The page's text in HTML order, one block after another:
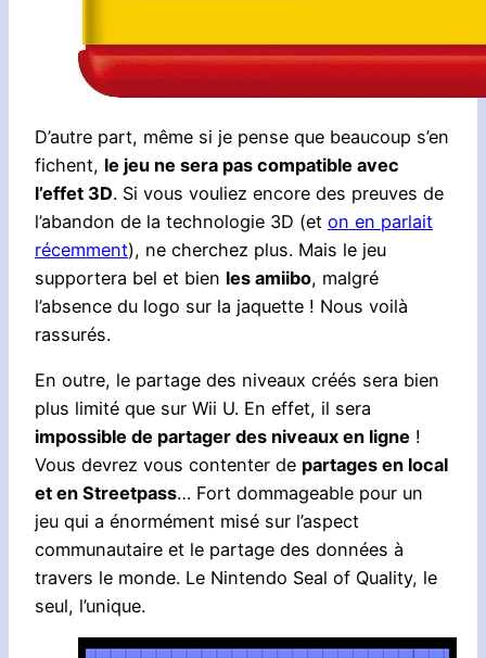
D’autre part, même si je pense que beaucoup s’en
fichent, le jeu ne sera pas compatible avec
l’effet 3D. Si vous vouliez encore des preuves de
l’abandon de la technologie 3D (et on en parlait
récemment), ne cherchez plus. Mais le jeu
supportera bel et bien les amiibo, malgré
l’absence du logo sur la jaquette ! Nous voilà
rassurés.
En outre, le partage des niveaux créés sera bien
plus limité que sur Wii U. En effet, il sera
impossible de partager des niveaux en ligne !
Vous devrez vous contenter de partages en local
et en Streetpass… Fort dommageable pour un
jeu qui a énormément misé sur l’aspect
communautaire et le partage des données à
travers le monde. Le Nintendo Seal of Quality, le
seul, l’unique.